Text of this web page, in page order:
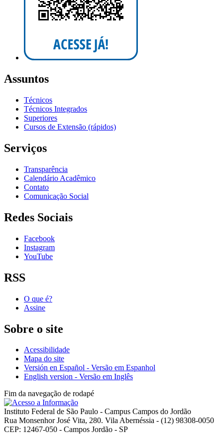
Assuntos
Técnicos
Técnicos Integrados
Superiores
Cursos de Extensão (rápidos)
Serviços
Transparência
Calendário Acadêmico
Contato
Comunicação Social
Redes Sociais
Facebook
Instagram
YouTube
RSS
O que é?
Assine
Sobre o site
Acessibilidade
Mapa do site
Versión en Español - Versão em Espanhol
English version - Versão em Inglês
Fim da navegação de rodapé
Instituto Federal de São Paulo - Campus Campos do Jordão
Rua Monsenhor José Vita, 280. Vila Abernéssia - (12) 98308-0050
CEP: 12467-050 - Campos Jordão - SP